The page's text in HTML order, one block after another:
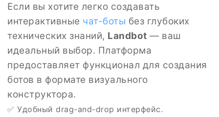
Если вы хотите легко создавать
интерактивные чат-боты без глубоких
технических знаний, Landbot — ваш
идеальный выбор. Платформа
предоставляет функционал для создания
ботов в формате визуального
конструктора.
✅ Удобный drag-and-drop интерфейс.